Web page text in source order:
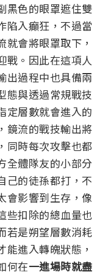
黑色的眼罩遮住雙
陷入癲狂，不過當
會將眼罩取下，
戰。因此在這項人
出過程中也具備兩
態與透過常規戰技
定層數就會進入的
鏡流的戰技輸出將
同時每次攻擊也都
全體隊友的小部分
己的徒孫都打，不
會影響到生存，像
些扣除的總血量也
若是朔望層數消耗
進入轉魄狀態，
何在一進場時就盡